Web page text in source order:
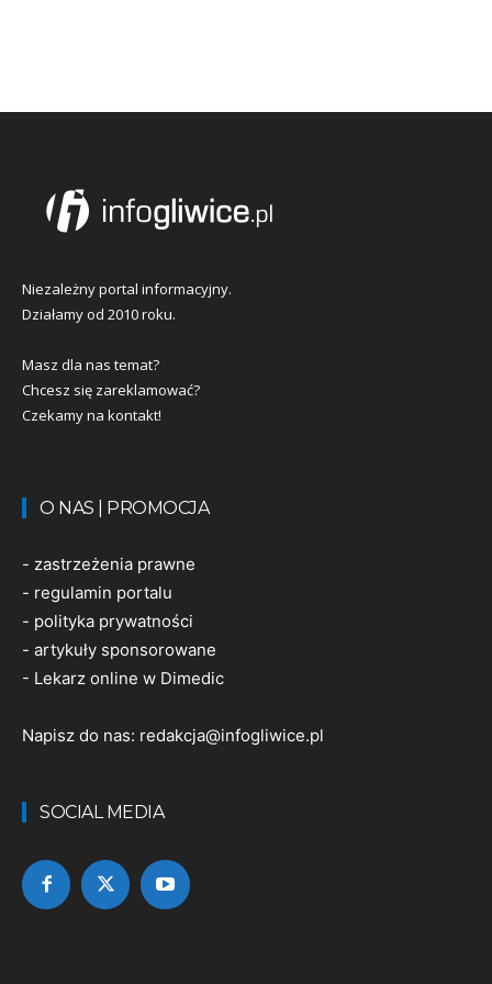
Niezależny portal informacyjny.
Działamy od 2010 roku.
Masz dla nas temat?
Chcesz się zareklamować?
Czekamy na kontakt!
O NAS | PROMOCJA
- zastrzeżenia prawne
- regulamin portalu
- polityka prywatności
- artykuły sponsorowane
- Lekarz online w Dimedic
Napisz do nas: redakcja@infogliwice.pl
SOCIAL MEDIA